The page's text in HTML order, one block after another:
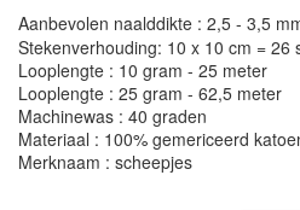
Aanbevolen naalddikte : 2,5 - 3,5
Stekenverhouding: 10 x 10 cm = 26
Looplengte : 10 gram - 25 meter
Looplengte : 25 gram - 62,5 meter
Machinewas : 40 graden
Materiaal : 100% gemericeerd
Merknaam : scheepjes